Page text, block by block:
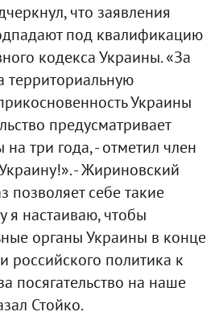
что заявления
под квалификацию
кодекса Украины. «За
территориальную
Украины
предусматривает
три года, - отметил член
- Жириновский
позволяет себе такие
я настаиваю, чтобы
органы Украины в конце
российского политика к
посягательство на наше
Стойко.